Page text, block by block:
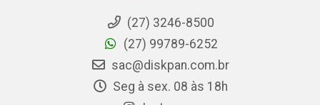
(27) 3246-8500
(27) 99789-6252
sac@diskpan.com.br
Seg à sex. 08 às 18h